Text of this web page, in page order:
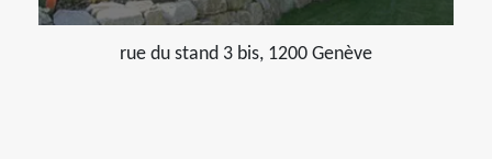
rue du stand 3 bis, 1200 Genève